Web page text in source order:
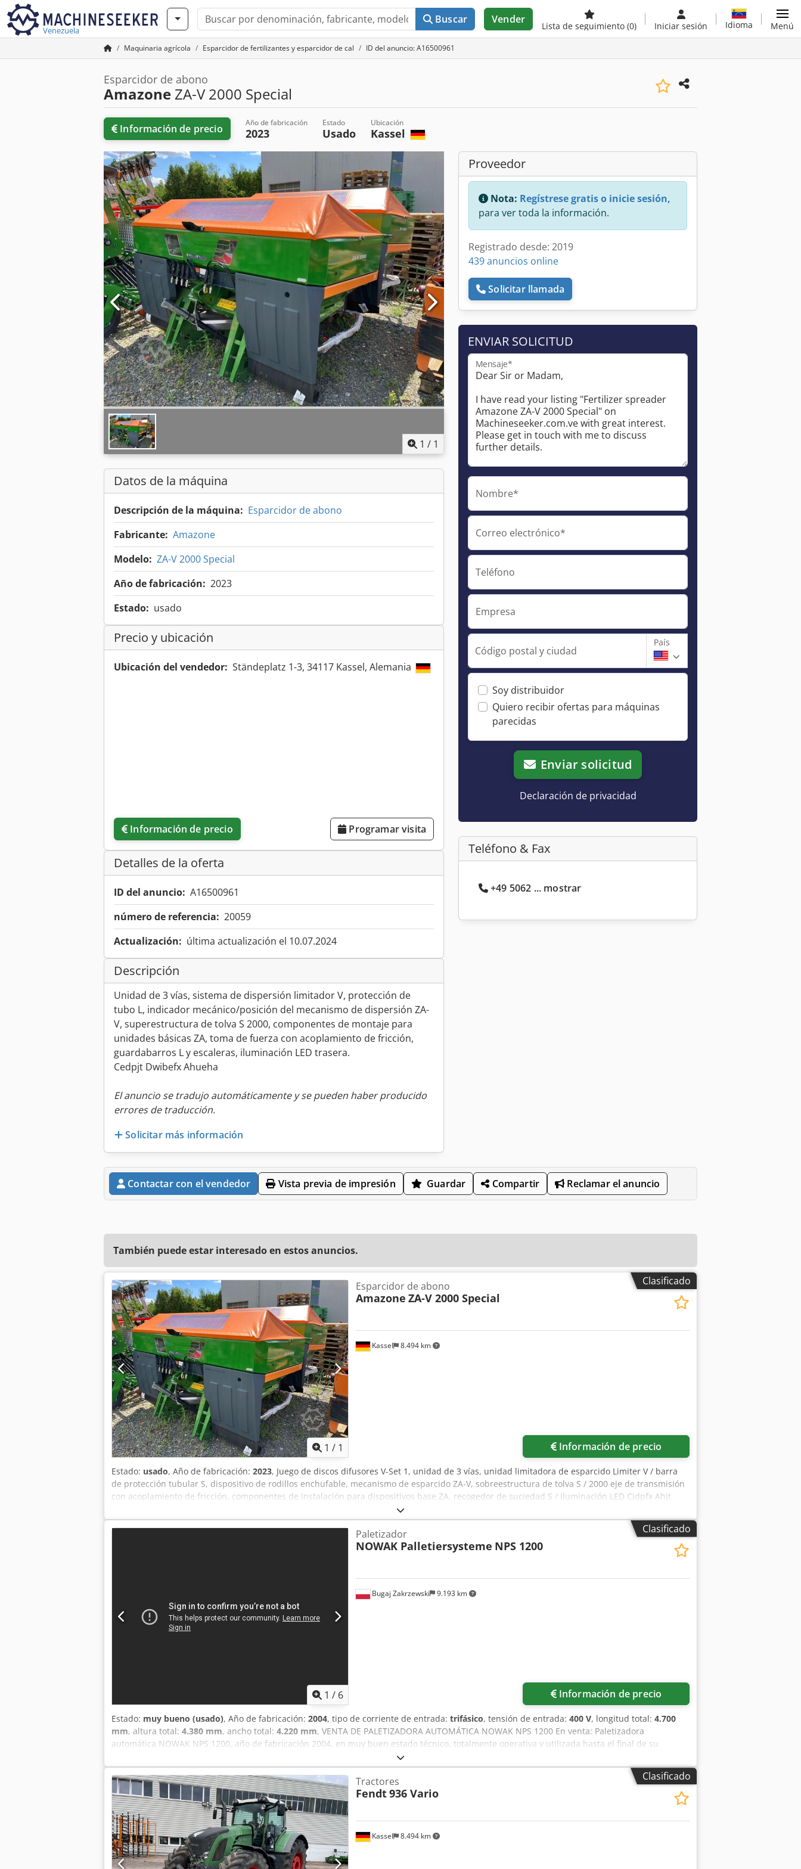
Venezuela
Buscar Vender
Lista de seguimiento (0) Iniciar sesión Idioma Menú
Maquinaria agrícola Esparcidor de fertilizantes y esparcidor de cal ID del anuncio: A16500961
Esparcidor de abono
Amazone ZA-V 2000 Special
Información de precio Año de fabricación
2023
Estado
Usado
Ubicación
Kassel
1 / 1
Datos de la máquina
Descripción de la máquina: Esparcidor de abono
Fabricante: Amazone
Modelo: ZA-V 2000 Special
Año de fabricación: 2023
Estado: usado
Precio y ubicación
Ubicación del vendedor: Ständeplatz 1-3, 34117 Kassel, Alemania
Información de precio Programar visita
Detalles de la oferta
ID del anuncio: A16500961
número de referencia: 20059
Actualización: última actualización el 10.07.2024
Descripción
Unidad de 3 vías, sistema de dispersión limitador V, protección de
tubo L, indicador mecánico/posición del mecanismo de dispersión ZA-
V, superestructura de tolva S 2000, componentes de montaje para
unidades básicas ZA, toma de fuerza con acoplamiento de fricción,
guardabarros L y escaleras, iluminación LED trasera.
Cedpjt Dwibefx Ahueha
El anuncio se tradujo automáticamente y se pueden haber producido
errores de traducción.
Solicitar más información
Proveedor
Nota: Regístrese gratis o inicie sesión,
para ver toda la información.
Registrado desde: 2019
439 anuncios online
Solicitar llamada
ENVIAR SOLICITUD
Mensaje*
Nombre*
Correo electrónico*
Teléfono
Empresa
Código postal y ciudad
País
Soy distribuidor
Quiero recibir ofertas para máquinas
parecidas
Enviar solicitud
Declaración de privacidad
Teléfono & Fax
+49 5062 ... mostrar
Contactar con el vendedor Vista previa de impresión Guardar Compartir Reclamar el anuncio
También puede estar interesado en estos anuncios.
Clasificado
1 / 1
Kassel 8.494 km
Esparcidor de abono
Amazone ZA-V 2000 Special
Información de precio
Estado: usado, Año de fabricación: 2023, Juego de discos difusores V-Set 1, unidad de 3 vías, unidad limitadora de esparcido Limiter V / barra
de protección tubular S, dispositivo de rodillos enchufable, mecanismo de esparcido ZA-V, sobreestructura de tolva S / 2000 eje de transmisión
con acoplamiento de fricción, componentes de instalación para dispositivos base ZA, recogedor de suciedad S / iluminación LED Cjdpfx Ahjt
Clasificado
1 / 6
Bugaj Zakrzewski 9.193 km
Paletizador
NOWAK Palletiersysteme NPS 1200
Información de precio
Estado: muy bueno (usado), Año de fabricación: 2004, tipo de corriente de entrada: trifásico, tensión de entrada: 400 V, longitud total: 4.700
mm, altura total: 4.380 mm, ancho total: 4.220 mm, VENTA DE PALETIZADORA AUTOMÁTICA NOWAK NPS 1200 En venta: Paletizadora
automática NOWAK NPS 1200, año de fabricación 2004, en muy buen estado técnico, totalmente operativa y utilizada hasta el final de su
servicio. Ideal para la paletización de sacos/embalajes en sistemas industriales. — Datos principales de la máquina • Modelo: NPS 1200 •
Fabricante: NOWAK Palettiersysteme GmbH • Capacidad: hasta 1200 sacos por hora (según especificación – página 1 del documento) • Tipos de
palets: – EURO 800 × 1200 mm – Desechables 800 × 1200 mm – Industriales 1000 × 1200 mm (página 1) — Equipamiento y conjuntos incluidos
(según página 2 del documento) • Almacén de palets vacíos – capacidad 12 uds., alimentación automática al elevador. • Elevador de palets
llenos (hasta 1200 kg) con variador de frecuencia. • Mesas de carga cubiertas con chapa V2A, accionadas por correa dentada. • 3 × prensores
laterales para centrado de capas del producto. • Dispositivo para posicionamiento de productos en las mesas. • Girador de sacos de 90°–180°
con ajuste automático. • Cinta sincronizadora de 1000 mm, largo 1000 mm. • Transportador de palets vacíos de 1800 mm y transportador de
palets llenos. • Cintas transportadoras adicionales – longitud 6000 mm. • Plataforma de servicio y escaleras de acceso. • Panel de control en la
plataforma. • Enmallado con sensores de seguridad, barreras ópticas de protección. Chjdpjxwy Dhjfx Ahuja El armario de control incluye: •
Clasificado
Kassel 8.494 km
Tractores
Fendt936 Vario